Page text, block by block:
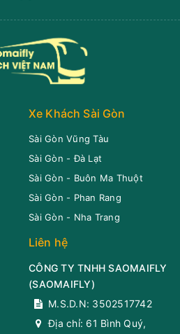
08:12 Xem vị trí
07:07
Xe Khách Sài Gòn
Sài Gòn Vũng Tàu
Sài Gòn - Đà Lạt
Sài Gòn - Buôn Ma Thuột
Sài Gòn - Phan Rang
Sài Gòn - Nha Trang
Liên hệ
CÔNG TY TNHH SAOMAIFLY
(SAOMAIFLY)
M.S.D.N: 3502517742
Địa chỉ: 61 Bình Quý,